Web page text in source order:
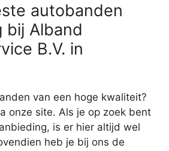
autobanden
bij Alband
B.V. in
van een hoge kwaliteit?
onze site. Als je op zoek bent
is er hier altijd wel
heb je bij ons de